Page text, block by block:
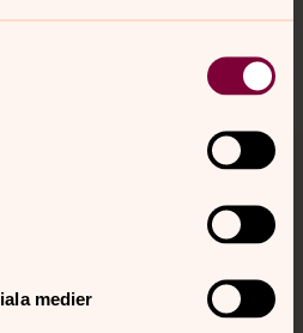
medier
Prata eller chatta anonymt